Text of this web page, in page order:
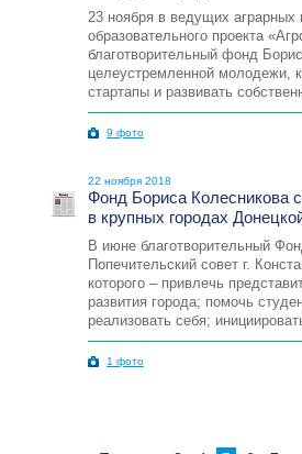
23 ноября в ведущих
образовательного проекта
благотворительный фонд
целеустремленной молодежи,
стартапы и развивать
9 фото
22 ноября 2018
Фонд Бориса Колесникова
в крупных городах
В июне благотворительный
Попечительский совет г.
которого – привлечь
развития города; помочь
реализовать себя;
1 фото